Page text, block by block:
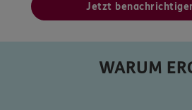
Jetzt
WARUM